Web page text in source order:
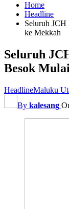
Home
Headline
Seluruh
ke Mekkah
Seluruh
Besok
HeadlineMaluku
By kalesang